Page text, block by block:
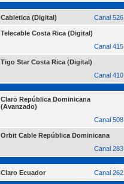
Cabletica (Digital) Canal 526
Telecable Costa Rica (Digital)
Canal 415
Tigo Star Costa Rica (Digital)
Canal 410
Claro República Dominicana
(Avanzado)
Canal 508
Orbit Cable República Dominicana
Canal 283
Claro Ecuador Canal 262